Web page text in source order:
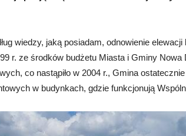
wiedzy, jaką posiadam, odnowienie
r. ze środków budżetu Miasta i Gminy
co nastąpiło w 2004 r., Gmina
w budynkach, gdzie funkcjonują